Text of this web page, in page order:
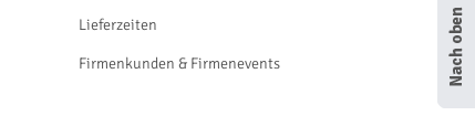
Lieferzeiten
Firmenkunden & Firmenevents